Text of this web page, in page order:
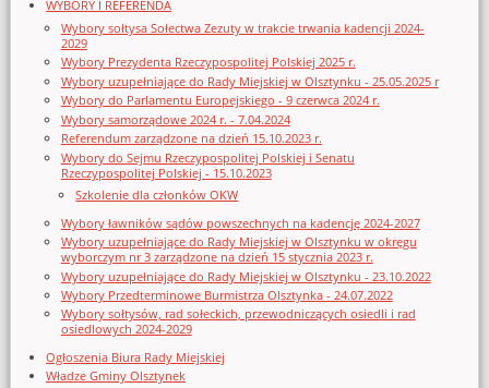
WYBORY I REFERENDA
Wybory sołtysa Sołectwa Zezuty w trakcie trwania kadencji 2024-
2029
Wybory Prezydenta Rzeczypospolitej Polskiej 2025 r.
Wybory uzupełniające do Rady Miejskiej w Olsztynku - 25.05.2025 r
Wybory do Parlamentu Europejskiego - 9 czerwca 2024 r.
Wybory samorządowe 2024 r. - 7.04.2024
Referendum zarządzone na dzień 15.10.2023 r.
Wybory do Sejmu Rzeczypospolitej Polskiej i Senatu
Rzeczypospolitej Polskiej - 15.10.2023
Szkolenie dla członków OKW
Wybory ławników sądów powszechnych na kadencję 2024-2027
Wybory uzupełniające do Rady Miejskiej w Olsztynku w okręgu
wyborczym nr 3 zarządzone na dzień 15 stycznia 2023 r.
Wybory uzupełniające do Rady Miejskiej w Olsztynku - 23.10.2022
Wybory Przedterminowe Burmistrza Olsztynka - 24.07.2022
Wybory sołtysów, rad sołeckich, przewodniczących osiedli i rad
osiedlowych 2024-2029
Ogłoszenia Biura Rady Miejskiej
Władze Gminy Olsztynek